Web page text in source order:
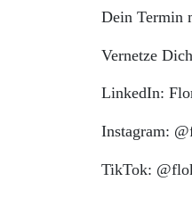
Dein Termin
Vernetze
LinkedIn:
Instagram:
TikTok: